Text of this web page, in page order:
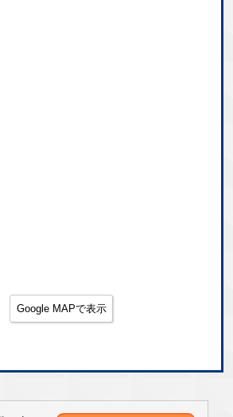
Google MAPで表示